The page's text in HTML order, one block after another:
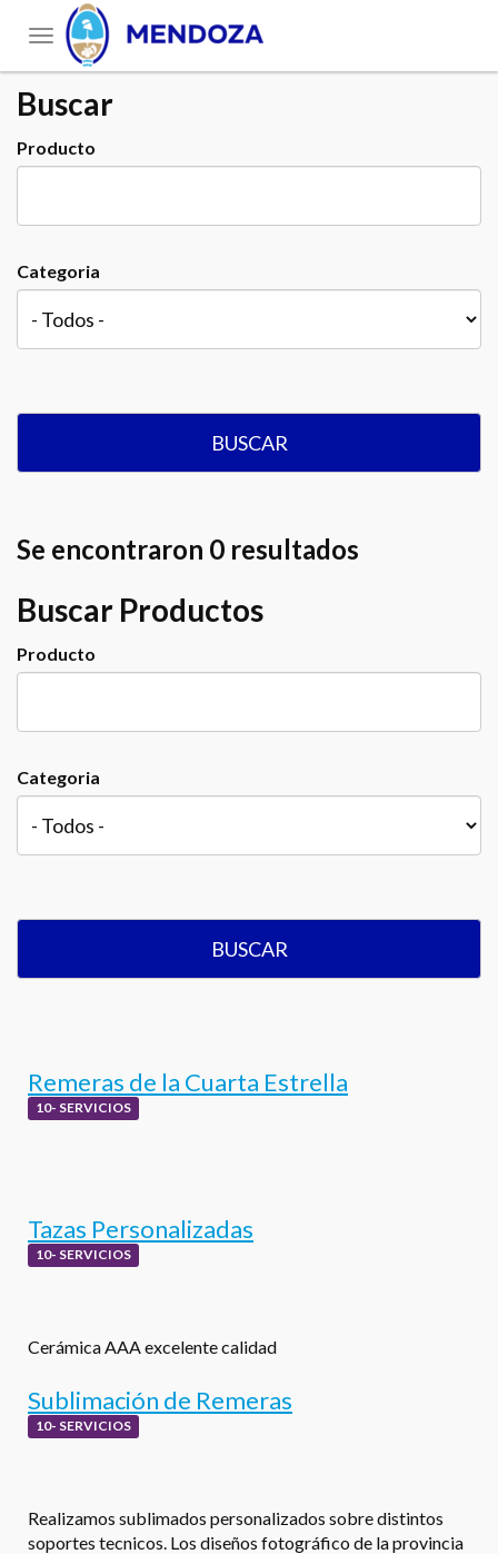
Toggle
navigation
Buscar
Producto
Categoria
BUSCAR
Se encontraron 0 resultados
Buscar Productos
Producto
Categoria
BUSCAR
Remeras de la Cuarta Estrella
10- SERVICIOS
Tazas Personalizadas
10- SERVICIOS
Cerámica AAA excelente calidad
Sublimación de Remeras
10- SERVICIOS
Realizamos sublimados personalizados sobre distintos
soportes tecnicos. Los diseños fotográfico de la provincia